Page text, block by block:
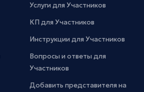
Услуги для Участников
КП для Участников
Инструкции для Участников
Вопросы и ответы для
Участников
Добавить представителя на